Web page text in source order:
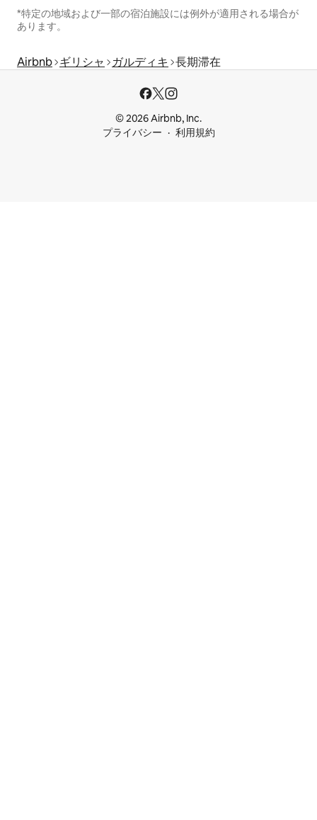
*特定の地域および一部の宿泊施設には例外が適用される場合が
あります。
Airbnb ギリシャ ガルディキ 長期滞在
© 2026 Airbnb, Inc.
プライバシー
利用規約